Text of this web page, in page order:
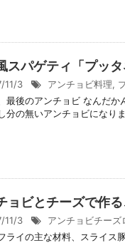
スパゲティ「プッタ
11/3 アンチョビ料理,
最後のアンチョビ なんだか
分の無いアンチョビになり
ョビとチーズで作
11/3 アンチョビチーズ
ライの主な材料、スライス